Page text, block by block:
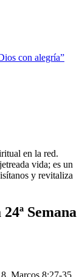
con alegría”
en la red.
vida; es un
y revitaliza
Semana
Marcos 8:27-35